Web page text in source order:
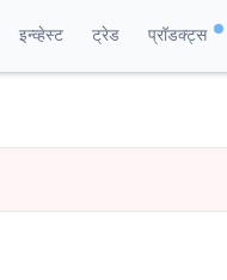
इन्व्हेस्ट ट्रेड प्रॉडक्ट्स